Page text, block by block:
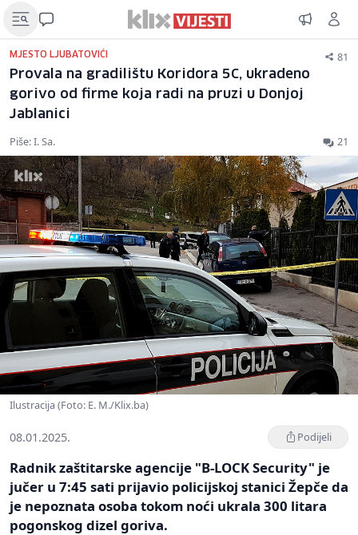
MJESTO LJUBATOVIĆI 81
Provala na gradilištu Koridora 5C, ukradeno
gorivo od firme koja radi na pruzi u Donjoj
Jablanici
Piše: I. Sa. 21
Ilustracija (Foto: E. M./Klix.ba)
08.01.2025. Podijeli
Radnik zaštitarske agencije "B-LOCK Security" je
jučer u 7:45 sati prijavio policijskoj stanici Žepče da
je nepoznata osoba tokom noći ukrala 300 litara
pogonskog dizel goriva.